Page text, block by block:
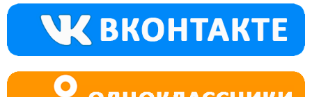
a
ss
ni
ki
m p
p